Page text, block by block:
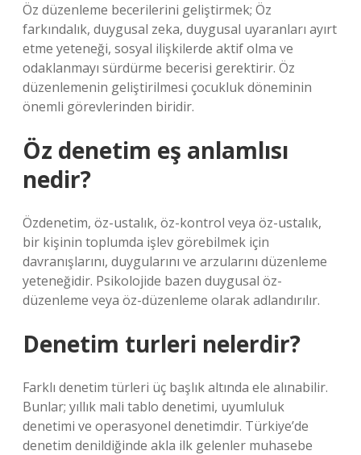
Öz düzenleme becerilerini geliştirmek; Öz
farkındalık, duygusal zeka, duygusal uyaranları ayırt
etme yeteneği, sosyal ilişkilerde aktif olma ve
odaklanmayı sürdürme becerisi gerektirir. Öz
düzenlemenin geliştirilmesi çocukluk döneminin
önemli görevlerinden biridir.
Öz denetim eş anlamlısı
nedir?
Özdenetim, öz-ustalık, öz-kontrol veya öz-ustalık,
bir kişinin toplumda işlev görebilmek için
davranışlarını, duygularını ve arzularını düzenleme
yeteneğidir. Psikolojide bazen duygusal öz-
düzenleme veya öz-düzenleme olarak adlandırılır.
Denetim turleri nelerdir?
Farklı denetim türleri üç başlık altında ele alınabilir.
Bunlar; yıllık mali tablo denetimi, uyumluluk
denetimi ve operasyonel denetimdir. Türkiye’de
denetim denildiğinde akla ilk gelenler muhasebe